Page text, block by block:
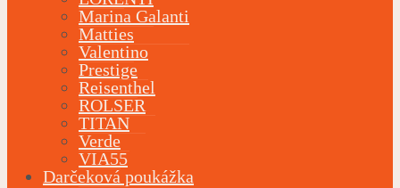
Marina Galanti
Matties
Valentino
Prestige
Reisenthel
ROLSER
TITAN
Verde
VIA55
Darčeková poukážka